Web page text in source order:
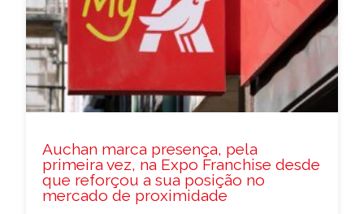
Auchan marca presença, pela
primeira vez, na Expo Franchise desde
que reforçou a sua posição no
mercado de proximidade